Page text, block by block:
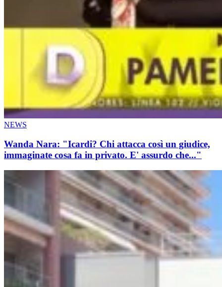
NEWS
Wanda Nara: "Icardi? Chi attacca così un giudice,
immaginate cosa fa in privato. E' assurdo che..."